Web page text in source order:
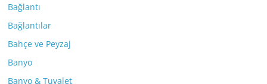
Bağlantı
Bağlantılar
Bahçe ve Peyzaj
Banyo
Banyo & Tuvalet